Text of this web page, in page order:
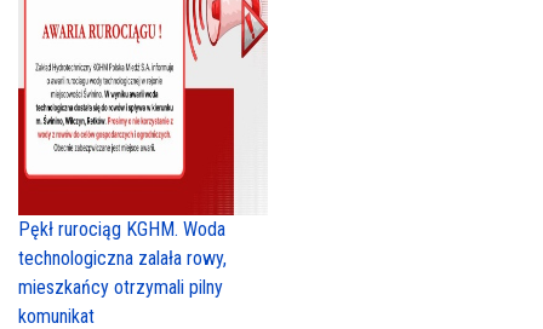
Pękł rurociąg KGHM. Woda
technologiczna zalała rowy,
mieszkańcy otrzymali pilny
komunikat